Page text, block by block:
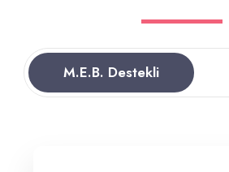
M.E.B. Destekli